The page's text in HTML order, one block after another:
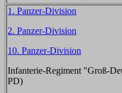
1. Panzer-Division
2. Panzer-Division
10. Panzer-Division
Infanterie-Regiment "Groß-
PD)